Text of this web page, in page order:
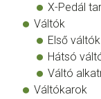
X-Pedál
Váltók
Első váltók
Hátsó
Váltó
Váltókarok